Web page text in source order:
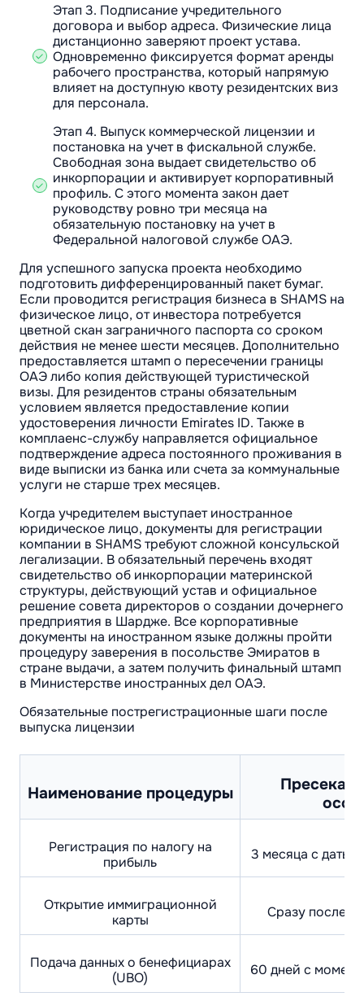
Этап 3. Подписание учредительного
договора и выбор адреса. Физические лица
дистанционно заверяют проект устава.
Одновременно фиксируется формат аренды
рабочего пространства, который напрямую
влияет на доступную квоту резидентских виз
для персонала.
Этап 4. Выпуск коммерческой лицензии и
постановка на учет в фискальной службе.
Свободная зона выдает свидетельство об
инкорпорации и активирует корпоративный
профиль. С этого момента закон дает
руководству ровно три месяца на
обязательную постановку на учет в
Федеральной налоговой службе ОАЭ.
Для успешного запуска проекта необходимо
подготовить дифференцированный пакет бумаг.
Если проводится регистрация бизнеса в SHAMS на
физическое лицо, от инвестора потребуется
цветной скан заграничного паспорта со сроком
действия не менее шести месяцев. Дополнительно
предоставляется штамп о пересечении границы
ОАЭ либо копия действующей туристической
визы. Для резидентов страны обязательным
условием является предоставление копии
удостоверения личности Emirates ID. Также в
комплаенс-службу направляется официальное
подтверждение адреса постоянного проживания в
виде выписки из банка или счета за коммунальные
услуги не старше трех месяцев.
Когда учредителем выступает иностранное
юридическое лицо, документы для регистрации
компании в SHAMS требуют сложной консульской
легализации. В обязательный перечень входят
свидетельство об инкорпорации материнской
структуры, действующий устав и официальное
решение совета директоров о создании дочернего
предприятия в Шардже. Все корпоративные
документы на иностранном языке должны пройти
процедуру заверения в посольстве Эмиратов в
стране выдачи, а затем получить финальный штамп
в Министерстве иностранных дел ОАЭ.
Обязательные пострегистрационные шаги после
выпуска лицензии
Наименование процедуры
Регистрация по налогу на
прибыль
3 месяца с даты
Открытие иммиграционной
карты
Сразу после
Подача данных о бенефициарах
(UBO)
60 дней с